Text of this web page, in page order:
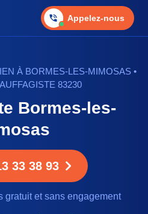
Appelez-nous
À BORMES-LES-MIMOSAS •
83230
Bormes-les-
33 38 93
gratuit et sans engagement